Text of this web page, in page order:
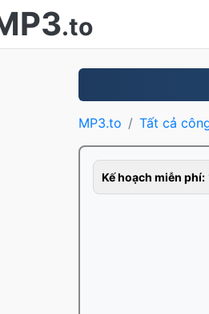
.to
MP3.to Tất cả
Kế hoạch miễn phí: